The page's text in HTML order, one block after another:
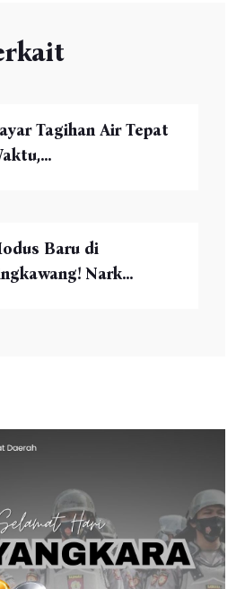
Tagihan Air Tepat
Baru di
Nark...